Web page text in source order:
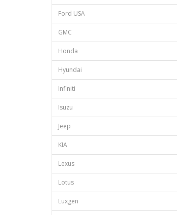
Ford USA
GMC
Honda
Hyundai
Infiniti
Isuzu
Jeep
KIA
Lexus
Lotus
Luxgen